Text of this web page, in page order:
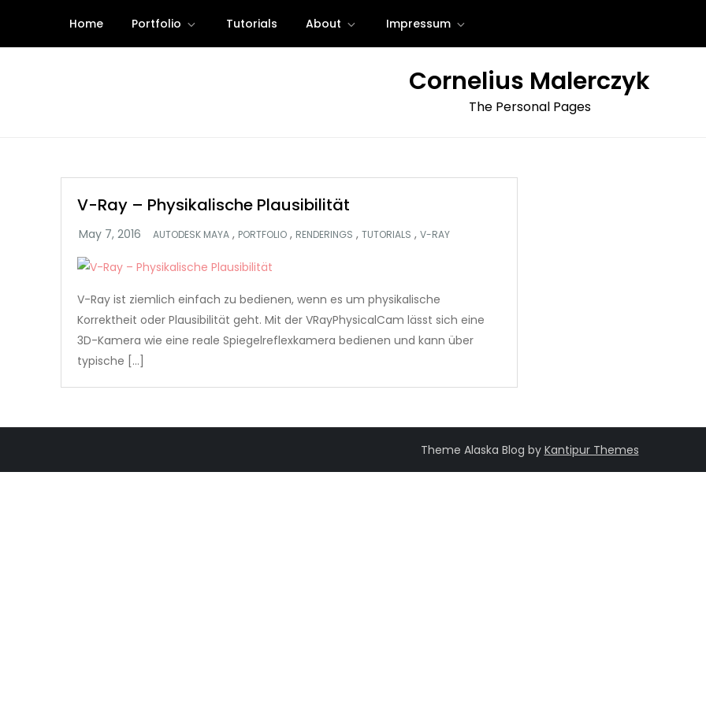
content
Home Portfolio Tutorials About Impressum
Cornelius Malerczyk
The Personal Pages
V-Ray – Physikalische Plausibilität
AUTODESK MAYA , PORTFOLIO , RENDERINGS , TUTORIALS , V-RAY
V-Ray ist ziemlich einfach zu bedienen, wenn es um physikalische
Korrektheit oder Plausibilität geht. Mit der VRayPhysicalCam lässt sich eine
3D-Kamera wie eine reale Spiegelreflexkamera bedienen und kann über
typische […]
Theme Alaska Blog by Kantipur Themes